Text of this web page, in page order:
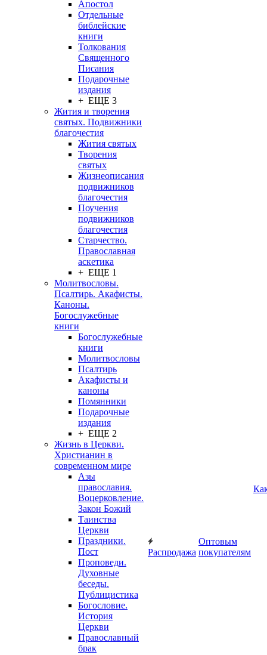
Апостол
Отдельные
библейские
книги
Толкования
Священного
Писания
Подарочные
издания
+ ЕЩЕ 3
Жития и творения
святых. Подвижники
благочестия
Жития святых
Творения
святых
Жизнеописания
подвижников
благочестия
Поучения
подвижников
благочестия
Старчество.
Православная
аскетика
+ ЕЩЕ 1
Молитвословы.
Псалтирь. Акафисты.
Каноны.
Богослужебные
книги
Богослужебные
книги
Молитвословы
Псалтирь
Акафисты и
каноны
Помянники
Подарочные
издания
+ ЕЩЕ 2
Жизнь в Церкви.
Христианин в
современном мире
Азы
православия.
Воцерковление.
Закон Божий
Таинства
Церкви
Праздники.
Пост
Проповеди.
Духовные
беседы.
Публицистика
Богословие.
История
Церкви
Православный
брак
Распродажа
Оптовым
покупателям